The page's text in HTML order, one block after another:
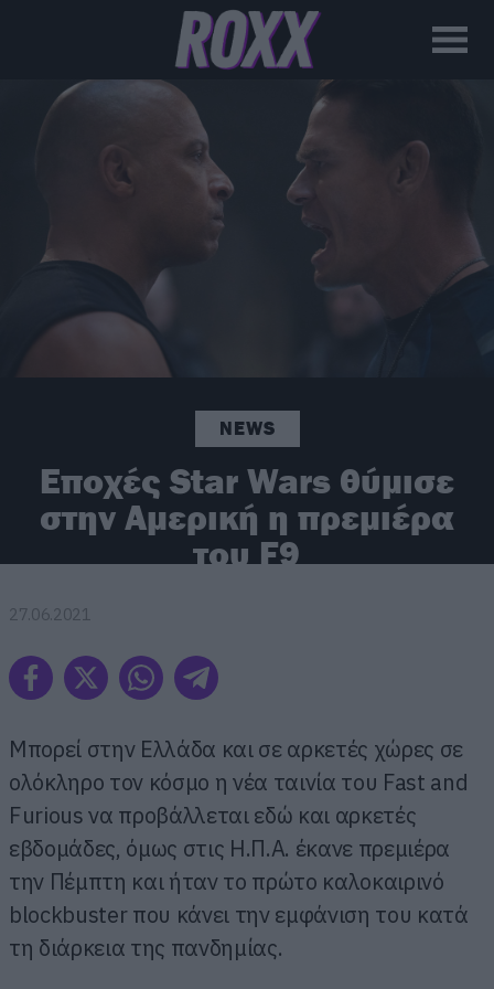
NEWS
Εποχές Star Wars θύμισε
στην Αμερική η πρεμιέρα
του F9
27.06.2021
Μπορεί στην Ελλάδα και σε αρκετές χώρες σε
ολόκληρο τον κόσμο η νέα ταινία του Fast and
Furious να προβάλλεται εδώ και αρκετές
εβδομάδες, όμως στις Η.Π.Α. έκανε πρεμιέρα
την Πέμπτη και ήταν το πρώτο καλοκαιρινό
blockbuster που κάνει την εμφάνιση του κατά
τη διάρκεια της πανδημίας.